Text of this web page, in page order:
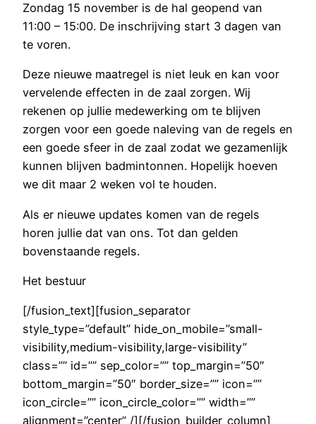
Zondag 15 november is de hal geopend van
11:00 – 15:00. De inschrijving start 3 dagen van
te voren.
Deze nieuwe maatregel is niet leuk en kan voor
vervelende effecten in de zaal zorgen. Wij
rekenen op jullie medewerking om te blijven
zorgen voor een goede naleving van de regels en
een goede sfeer in de zaal zodat we gezamenlijk
kunnen blijven badmintonnen. Hopelijk hoeven
we dit maar 2 weken vol te houden.
Als er nieuwe updates komen van de regels
horen jullie dat van ons. Tot dan gelden
bovenstaande regels.
Het bestuur
[/fusion_text][fusion_separator
style_type=”default” hide_on_mobile=”small-
visibility,medium-visibility,large-visibility”
class=”” id=”” sep_color=”” top_margin=”50″
bottom_margin=”50″ border_size=”” icon=””
icon_circle=”” icon_circle_color=”” width=””
alignment=”center” /][/fusion_builder_column]